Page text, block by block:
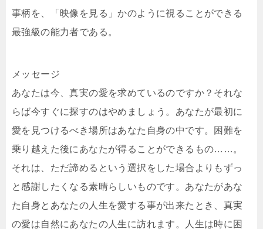
事柄を、「映像を見る」かのように視ることができる
最強級の能力者である。
メッセージ
あなたは今、真実の愛を求めているのですか？それな
らば今すぐに探すのはやめましょう。あなたが最初に
愛を見つけるべき場所はあなた自身の中です。困難を
乗り越えた後にあなたが得ることができるもの……。
それは、ただ諦めるという選択をした場合よりもずっ
と感謝したくなる素晴らしいものです。あなたがあな
た自身とあなたの人生を愛する事が出来たとき、真実
の愛は自然にあなたの人生に訪れます。人生は時に困